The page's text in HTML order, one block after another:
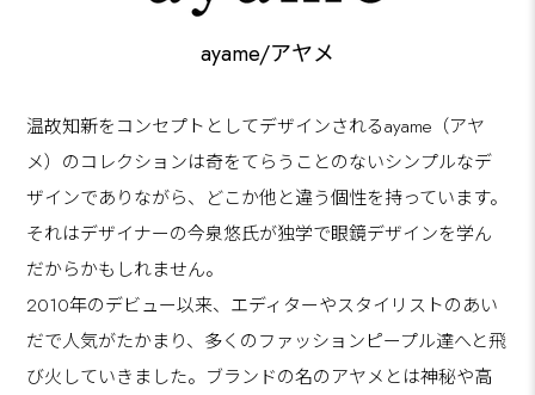
ayame/アヤメ
温故知新をコンセプトとしてデザインされるayame（アヤ
メ）のコレクションは奇をてらうことのないシンプルなデ
ザインでありながら、どこか他と違う個性を持っています。
それはデザイナーの今泉悠氏が独学で眼鏡デザインを学ん
だからかもしれません。
2010年のデビュー以来、エディターやスタイリストのあい
だで人気がたかまり、多くのファッションピープル達へと飛
び火していきました。ブランドの名のアヤメとは神秘や高